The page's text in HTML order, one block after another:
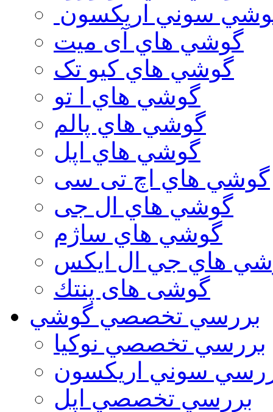
سوني اريكسون
گوشي هاي آی میت
گوشي هاي کیو تک
گوشي هاي ا تو
گوشي هاي پالم
گوشي هاي اپل
گوشي هاي اچ تی سی
گوشي هاي ال جی
گوشي هاي ساژم
هاي جي ال ايكس
گوشی های پنتك
بررسي تخصصي گوشي
بررسي تخصصي نوكيا
سوني اريكسون
بررسي تخصصي اپل